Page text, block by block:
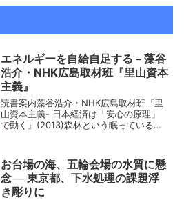
エネルギーを自給自足する – 藻谷
浩介・NHK広島取材班『里山資本
主義』
読書案内藻谷浩介・NHK広島取材班『里
山資本主義- 日本経済は「安心の原理」
で動く』(2013)森林という眠っている資
国土の大部分は山間部で構成され、森林
に覆...
お台場の海、五輪会場の水質に懸
念──東京都、下水処理の課題浮
き彫りに